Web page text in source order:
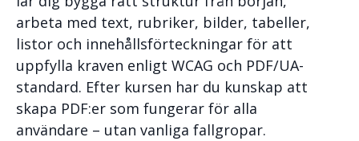
arbeta med text, rubriker, bilder, tabeller,
listor och innehållsförteckningar för att
uppfylla kraven enligt WCAG och PDF/UA-
standard. Efter kursen har du kunskap att
skapa PDF:er som fungerar för alla
användare – utan vanliga fallgropar.